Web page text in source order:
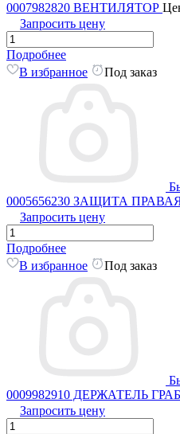
0007982820 ВЕНТИЛЯТОР
Запросить цену
Подробнее
В избранное
Под заказ
0005656230 ЗАЩИТА
Запросить цену
Подробнее
В избранное
Под заказ
0009982910 ДЕРЖАТЕЛЬ
Запросить цену